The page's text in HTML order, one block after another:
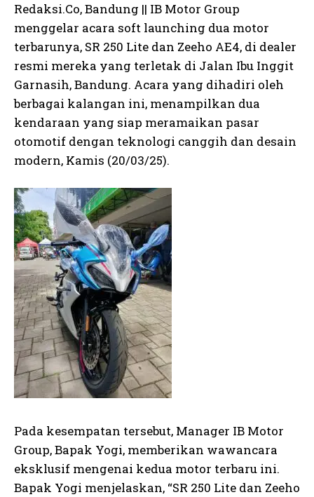
Redaksi.Co, Bandung || IB Motor Group
menggelar acara soft launching dua motor
terbarunya, SR 250 Lite dan Zeeho AE4, di dealer
resmi mereka yang terletak di Jalan Ibu Inggit
Garnasih, Bandung. Acara yang dihadiri oleh
berbagai kalangan ini, menampilkan dua
kendaraan yang siap meramaikan pasar
otomotif dengan teknologi canggih dan desain
modern, Kamis (20/03/25).
Pada kesempatan tersebut, Manager IB Motor
Group, Bapak Yogi, memberikan wawancara
eksklusif mengenai kedua motor terbaru ini.
Bapak Yogi menjelaskan, “SR 250 Lite dan Zeeho